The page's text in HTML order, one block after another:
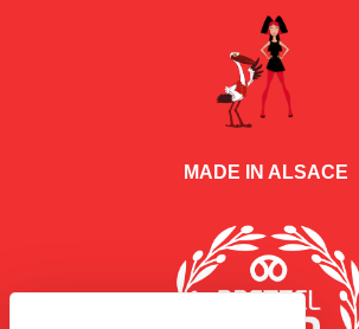
MADE IN ALSACE